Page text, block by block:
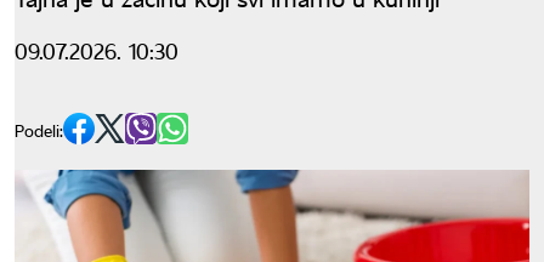
09.07.2026. 10:30
Podeli: